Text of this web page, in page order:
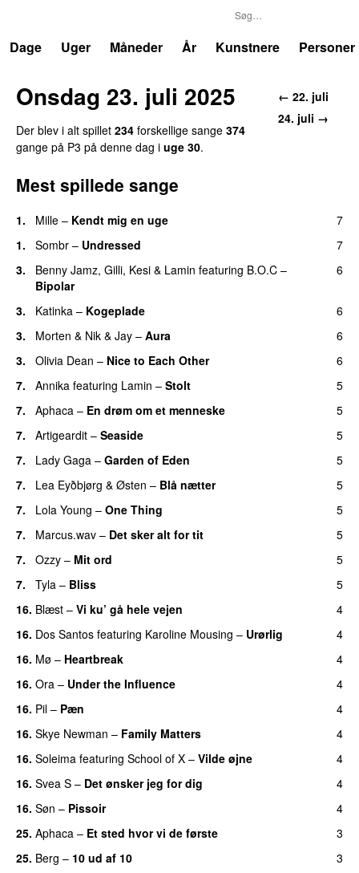
Dage
Uger Måneder År Kunstnere Personer
← 22. juli
24. juli →
Onsdag 23. juli 2025
Der blev i alt spillet 234 forskellige sange 374
gange på P3 på denne dag i uge 30.
Mest spillede sange
1. Mille – Kendt mig en uge
7
1.
Sombr – Undressed
7
3.
Benny Jamz, Gilli, Kesi & Lamin featuring B.O.C –
Bipolar
6
3. Katinka – Kogeplade
6
3.
Morten & Nik & Jay – Aura
6
3.
Olivia Dean – Nice to Each Other
6
7.
Annika featuring Lamin – Stolt
5
7.
Aphaca – En drøm om et menneske
5
7.
Artigeardit – Seaside
5
7.
Lady Gaga – Garden of Eden
5
7.
Lea Eyðbjørg & Østen – Blå nætter
5
7.
Lola Young – One Thing
5
7.
Marcus.wav – Det sker alt for tit
5
7.
Ozzy – Mit ord
5
7.
Tyla – Bliss
5
16. Blæst – Vi ku’ gå hele vejen
4
16. Dos Santos featuring Karoline Mousing – Urørlig
4
16. Mø – Heartbreak
4
16. Ora – Under the Influence
4
16. Pil – Pæn
4
16. Skye Newman – Family Matters
4
16. Soleima featuring School of X – Vilde øjne
4
16. Svea S – Det ønsker jeg for dig
4
16. Søn – Pissoir
4
25. Aphaca – Et sted hvor vi de første
3
25. Berg – 10 ud af 10
3